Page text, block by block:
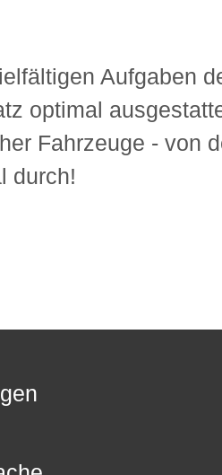
Aufgaben
optimal
Fahrzeuge - von
durch!